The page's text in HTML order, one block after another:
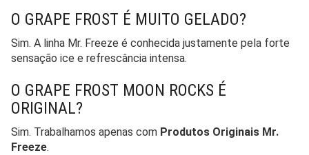
O GRAPE FROST É MUITO GELADO?
Sim. A linha Mr. Freeze é conhecida justamente pela forte
sensação ice e refrescância intensa.
O GRAPE FROST MOON ROCKS É
ORIGINAL?
Sim. Trabalhamos apenas com Produtos Originais Mr.
Freeze.